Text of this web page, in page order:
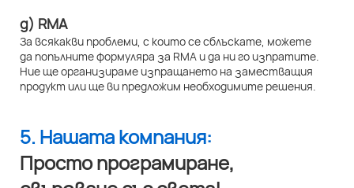
д) RMA
За всякакви проблеми, с които се сблъскате, можете
да попълните формуляра за RMA и да ни го изпратите.
Ние ще организираме изпращането на заместващия
продукт или ще ви предложим необходимите решения.
5. Нашата компания:
Просто програмиране,